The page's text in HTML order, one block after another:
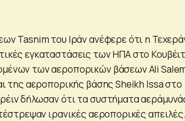
Tasnim του Ιράν ανέφερε ότι η
εγκαταστάσεις των ΗΠΑ στο
των αεροπορικών βάσεων Ali
της αεροπορικής βάσης Sheikh Issa στο
δήλωσαν ότι τα συστήματα
ιρανικές αεροπορικές